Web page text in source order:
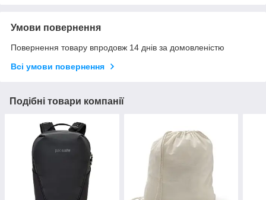
Умови повернення
Повернення товару впродовж 14 днів за домовленістю
Всі умови повернення
Подібні товари компанії